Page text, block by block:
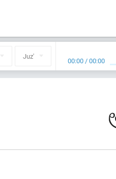
Juz' 00:00 /00:00